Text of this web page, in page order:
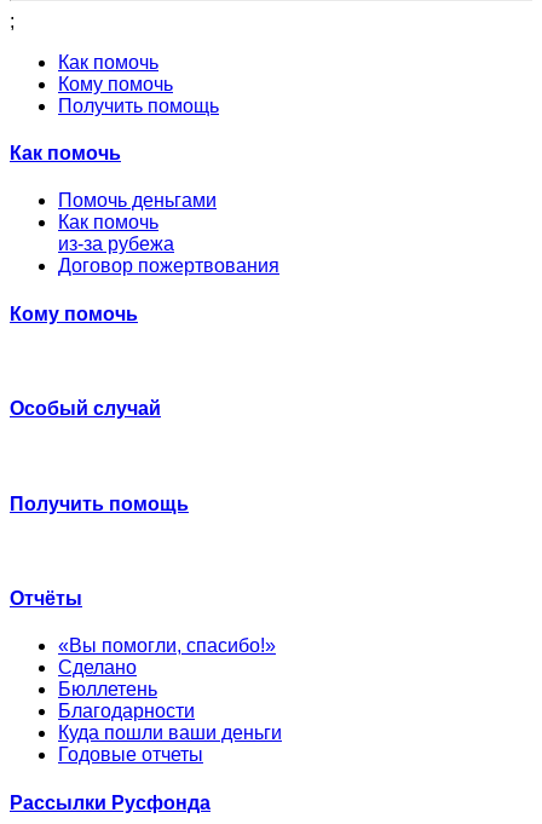
;
Как помочь
Кому помочь
Получить помощь
Как помочь
Помочь деньгами
Как помочь
из-за рубежа
Договор пожертвования
Кому помочь
Особый случай
Получить помощь
Отчёты
«Вы помогли, спасибо!»
Сделано
Бюллетень
Благодарности
Куда пошли ваши деньги
Годовые отчеты
Рассылки Русфонда